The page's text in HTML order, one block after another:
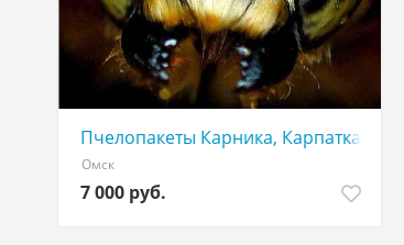
Пчелопакеты Карника, Карпатка
Омск
7 000 руб.